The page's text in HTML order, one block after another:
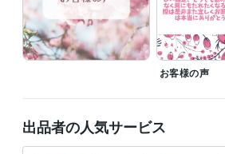
認定心理士 取得年 : 2014年
保育士 取得年 : 1989年
幼稚園教諭免許 取得年 : 1989年
普通自動車第一種運転免許 取得年 : 1989年
Excel:25年Google スプレッドシート:2年
PowerPoint:15年
iMovie:3年Canva:0年
お客様の声
出品者の人気サービス